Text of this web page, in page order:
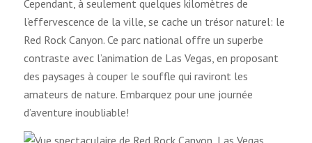
Cependant, à seulement quelques kilomètres de
l’effervescence de la ville, se cache un trésor naturel: le
Red Rock Canyon. Ce parc national offre un superbe
contraste avec l’animation de Las Vegas, en proposant
des paysages à couper le souffle qui raviront les
amateurs de nature. Embarquez pour une journée
d’aventure inoubliable!